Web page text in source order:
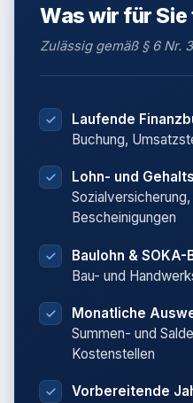
Was wir für Sie
Zulässig gemäß § 6 Nr.
Laufende
Buchung,
Lohn- und
Bescheinigungen
Baulohn &
Bau- und
Monatliche
Summen- und
Kostenstellen
Vorbereitende